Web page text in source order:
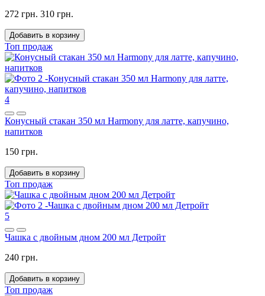
272 грн. 310 грн.
Добавить в корзину
Топ продаж
4
Конусный стакан 350 мл Harmony для латте, капучино,
напитков
150 грн.
Добавить в корзину
Топ продаж
5
Чашка с двойным дном 200 мл Детройт
240 грн.
Добавить в корзину
Топ продаж